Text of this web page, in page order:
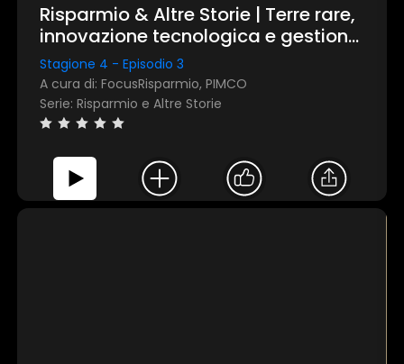
Risparmio & Altre Storie | Terre rare,
innovazione tecnologica e gestione
attiva: rassegna stampa di
novembre 2025
Stagione 4 - Episodio 3
A cura di: FocusRisparmio, PIMCO
Serie: Risparmio e Altre Storie